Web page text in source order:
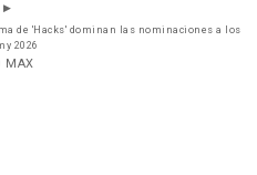
de 'Hacks' dominan las nominaciones a los
2026
MAX